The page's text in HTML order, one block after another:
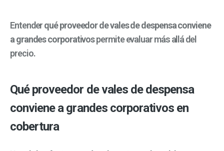
Entenderqué proveedor de vales de despensa conviene
a grandes corporativospermite evaluar más allá del
precio.
Qué proveedor de vales de despensa
conviene a grandes corporativos en
cobertura